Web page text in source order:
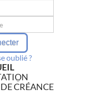
oublié ?
CRÉANCE